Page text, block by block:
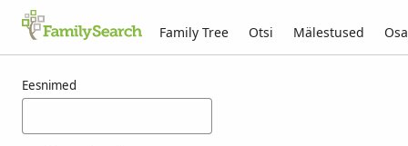
Family Tree Otsi Mälestused
Eesnimed